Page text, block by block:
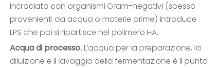
incrociata con organismi Gram-negativi (spesso
provenienti da acqua o materie prime) introduce
LPS che poi si ripartisce nel polimero HA.
Acqua di processo.L’acqua per la preparazione, la
diluizione e il lavaggio della fermentazione è il punto